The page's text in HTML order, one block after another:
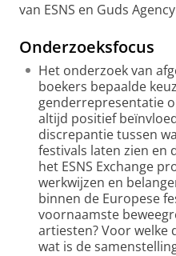
van ESNS en Guds
Onderzoeksfocus
Het onderzoek van
boekers bepaalde
genderrepresentatie
altijd positief
discrepantie tussen
festivals laten zien en
het ESNS Exchange
werkwijzen en
binnen de Europese
voornaamste
artiesten? Voor welke
wat is de